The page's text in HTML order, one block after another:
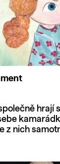
hrají
z nich